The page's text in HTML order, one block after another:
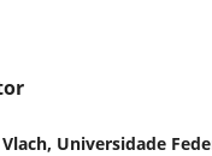
Universidade